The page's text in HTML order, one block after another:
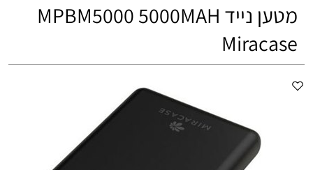
מטען נייד MPBM5000 5000MAH
Miracase